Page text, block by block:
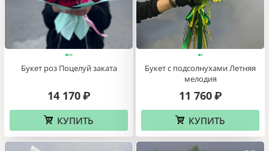
Букет роз Поцелуй заката
14 170 ₽
КУПИТЬ
Букет с подсолнухами Летняя
мелодия
11 760 ₽
КУПИТЬ